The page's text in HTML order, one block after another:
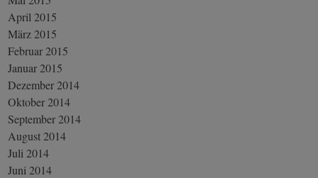
April 2015
März 2015
Februar 2015
Januar 2015
Dezember 2014
Oktober 2014
September 2014
August 2014
Juli 2014
Juni 2014